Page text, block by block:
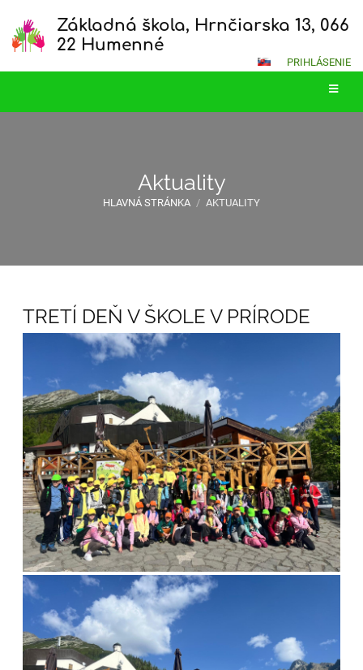
Základná škola, Hrnčiarska 13, 066
22 Humenné
PRIHLÁSENIE
Aktuality
HLAVNÁ STRÁNKA / AKTUALITY
TRETÍ DEŇ V ŠKOLE V PRÍRODE